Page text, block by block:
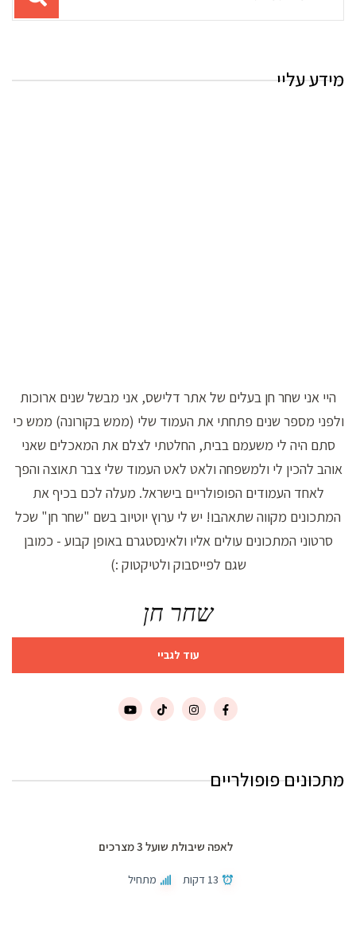
מידע עליי
היי אני שחר חן בעלים של אתר דלישס, אני מבשל שנים ארוכות
ולפני מספר שנים פתחתי את העמוד שלי (ממש בקורונה) ממש כי
סתם היה לי משעמם בבית, החלטתי לצלם את המאכלים שאני
אוהב להכין לי ולמשפחה ולאט לאט העמוד שלי צבר תאוצה והפך
לאחד העמודים הפופולריים בישראל. מעלה לכם בכיף את
המתכונים מקווה שתאהבו! יש לי ערוץ יוטיוב בשם "שחר חן" שכל
סרטוני המתכונים עולים אליו ולאינסטגרם באופן קבוע - כמובן
שגם לפייסבוק ולטיקטוק :)
שחר חן
עוד לגביי
מתכונים פופולריים
לאפה שיבולת שועל 3 מצרכים
13 דקות מתחיל